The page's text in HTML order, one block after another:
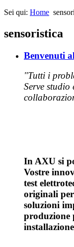
Sei qui: Home
sensoristica
Benvenuti
"Tutti i
Serve studio
In AXU si
Vostre
test
originali
soluzioni
produzione